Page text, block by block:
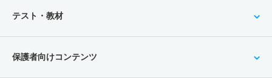
テスト・教材
保護者向けコンテンツ